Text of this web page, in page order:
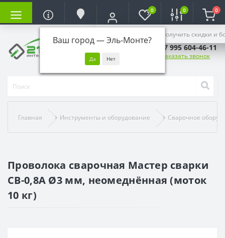
Ваш город —Эль-Монте?
Войдите, чтобы получить скидки и
0 0 0
+7 995 604-46-11
Заказать звонок
Главная Инструменты и оборудование Сварочное
Проволока сварочная Мастер сварки
СВ-0,8А Ø3 мм, неомеднённая (моток
10 кг)